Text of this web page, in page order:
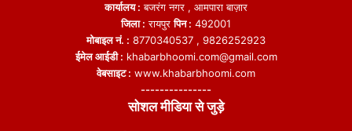
कार्यालय : बजरंग नगर , आमपारा बाज़ार
जिला : रायपुरपिन : 492001
मोबाइल नं. : 8770340537 , 9826252923
ईमेल आईडी : khabarbhoomi.com@gmail.com
वेबसाइट : www.khabarbhoomi.com
---------------
सोशल मीडिया से जुड़े